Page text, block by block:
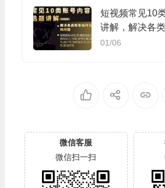
短视频常见10
讲解，解决各
问题
01/06
微信客服
微信扫一扫